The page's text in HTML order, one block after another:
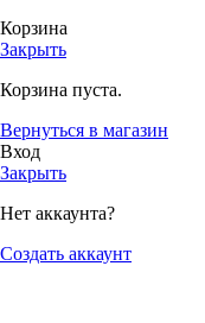
Корзина
Закрыть
Корзина пуста.
Вернуться в магазин
Вход
Закрыть
Нет аккаунта?
Создать аккаунт